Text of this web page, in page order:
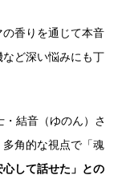
香りを通じて本音
ど深い悩みにも丁
結音（ゆのん）さ
角的な視点で「魂
心して話せた」との